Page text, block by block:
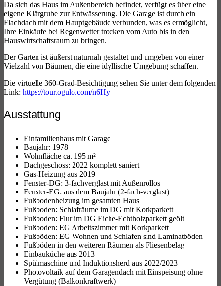
Da sich das Haus im Außenbereich befindet, verfügt es über eine
eigene Klärgrube zur Entwässerung. Die Garage ist durch ein
Flachdach mit dem Hauptgebäude verbunden, was es ermöglicht,
Ihre Einkäufe bei Regenwetter trocken vom Auto bis in den
Hauswirtschaftsraum zu bringen.
Der Garten ist äußerst naturnah gestaltet und umgeben von einer
Vielzahl von Bäumen, die eine idyllische Umgebung schaffen.
Die virtuelle 360-Grad-Besichtigung sehen Sie unter dem folgenden
Link: https://tour.ogulo.com/n6Hy
Ausstattung
Einfamilienhaus mit Garage
Baujahr: 1978
Wohnfläche ca. 195 m²
Dachgeschoss: 2022 komplett saniert
Gas-Heizung aus 2019
Fenster-DG: 3-fachverglast mit Außenrollos
Fenster-EG: aus dem Baujahr (2-fach-verglast)
Fußbodenheizung im gesamten Haus
Fußboden: Schlafräume im DG mit Korkparkett
Fußboden: Flur im DG Eiche-Echtholzparkett geölt
Fußboden: EG Arbeitszimmer mit Korkparkett
Fußböden: EG Wohnen und Schlafen sind Laminatböden
Fußböden in den weiteren Räumen als Fliesenbelag
Einbauküche aus 2013
Spülmaschine und Induktionsherd aus 2022/2023
Photovoltaik auf dem Garagendach mit Einspeisung ohne
Vergütung (Balkonkraftwerk)